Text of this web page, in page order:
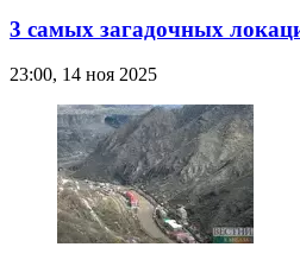
3 самых загадочных
23:00, 14 ноя 2025